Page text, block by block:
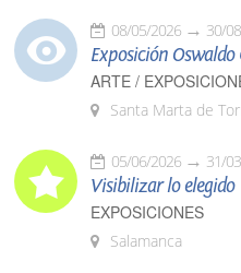
08/05/2026 30/
Exposición
ARTE /
Santa Marta de
05/06/2026 31/
Visibilizar lo elegido
EXPOSICIONES
Salamanca